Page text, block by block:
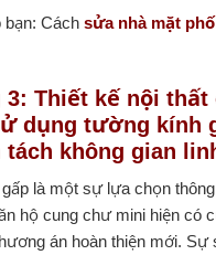
Cách sửa nhà mặt phố
Thiết kế nội thất
dụng tường kính
tách không gian
là một sự lựa chọn
hộ cung chư mini hiện có
án hoàn thiện mới. Sự